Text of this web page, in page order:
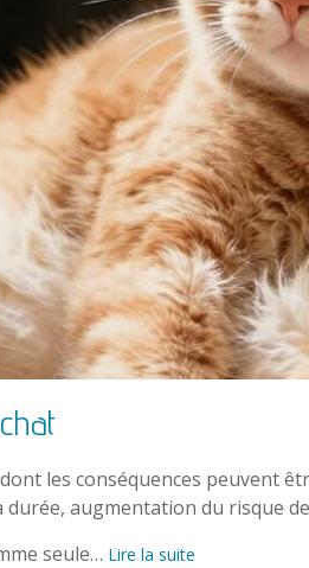
les conséquences peuvent
durée, augmentation du risque
seule… Lire la suite